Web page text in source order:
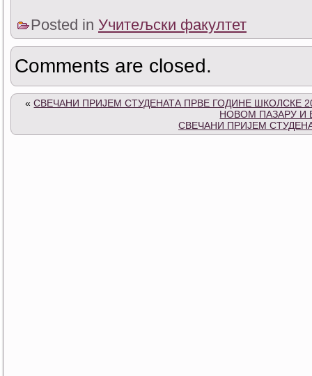
Posted in Учитељски факултет
Comments are closed.
«СВЕЧАНИ ПРИЈЕМ СТУДЕНАТА ПРВЕ ГОДИНЕ ШКОЛСКЕ
НОВОМ ПАЗАРУ И
СВЕЧАНИ ПРИЈЕМ